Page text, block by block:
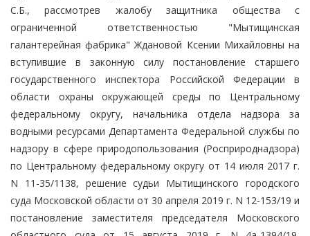
С.Б., рассмотрев жалобу защитника общества с
ограниченной ответственностью "Мытищинская
галантерейная фабрика" Ждановой Ксении Михайловны на
вступившие в законную силу постановление старшего
государственного инспектора Российской Федерации в
области охраны окружающей среды по Центральному
федеральному округу, начальника отдела надзора за
водными ресурсами Департамента Федеральной службы по
надзору в сфере природопользования (Росприроднадзора)
по Центральному федеральному округу от 14 июля 2017 г.
N 11-35/1138, решение судьи Мытищинского городского
суда Московской области от 30 апреля 2019 г. N 12-153/19 и
постановление заместителя председателя Московского